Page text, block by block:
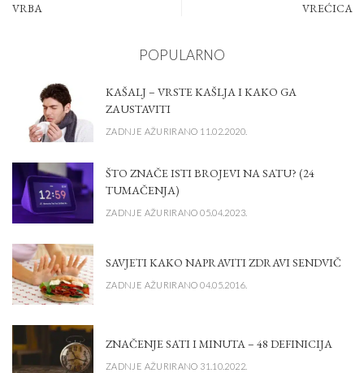
VRBA VREĆICA
POPULARNO
KAŠALJ – VRSTE KAŠLJA I KAKO GA
ZAUSTAVITI
ZADNJE AŽURIRANO 11.02.2020.
ŠTO ZNAČE ISTI BROJEVI NA SATU? (24
TUMAČENJA)
ZADNJE AŽURIRANO 05.04.2023.
SAVJETI KAKO NAPRAVITI ZDRAVI SENDVIČ
ZADNJE AŽURIRANO 04.05.2016.
ZNAČENJE SATI I MINUTA – 48 DEFINICIJA
ZADNJE AŽURIRANO 31.10.2022.